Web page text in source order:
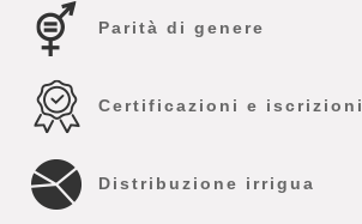
Parità di genere
Certificazioni e iscrizioni
Distribuzione irrigua